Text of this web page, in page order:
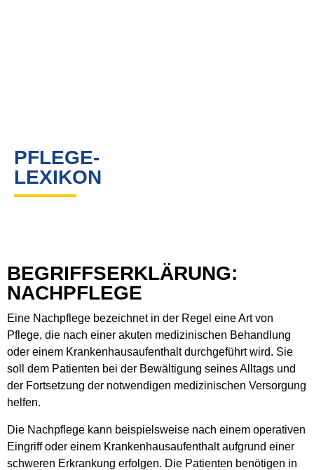
PFLEGE-
LEXIKON
BEGRIFFSERKLÄRUNG:
NACHPFLEGE
Eine Nachpflege bezeichnet in der Regel eine Art von
Pflege, die nach einer akuten medizinischen Behandlung
oder einem Krankenhausaufenthalt durchgeführt wird. Sie
soll dem Patienten bei der Bewältigung seines Alltags und
der Fortsetzung der notwendigen medizinischen Versorgung
helfen.
Die Nachpflege kann beispielsweise nach einem operativen
Eingriff oder einem Krankenhausaufenthalt aufgrund einer
schweren Erkrankung erfolgen. Die Patienten benötigen in